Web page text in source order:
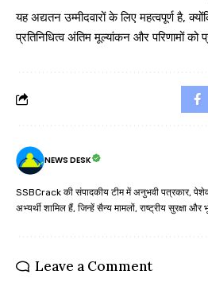
यह अद्यतन उम्मीदवारों के लिए महत्वपूर्ण है,
प्रतिनिधित्व अंतिम मूल्यांकन और परिणामों को
NEWS DESK
SSBCrack की संपादकीय टीम में अनुभवी पत्रकार,
अभ्यर्थी शामिल हैं, जिन्हें सैन्य मामलों, राष्ट्रीय सुरक्षा और
Leave a Comment